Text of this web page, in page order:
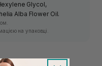
Glycol,
Alba Flower Oil.
на упаковці.